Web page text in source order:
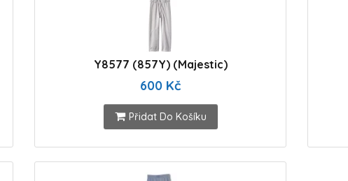
Y8577 (857Y) (Majestic)
600 Kč
Přidat Do Košíku